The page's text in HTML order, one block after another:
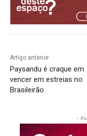
Artigo anterior
Paysandu é craque em
vencer em estreias no
Brasileirão
-